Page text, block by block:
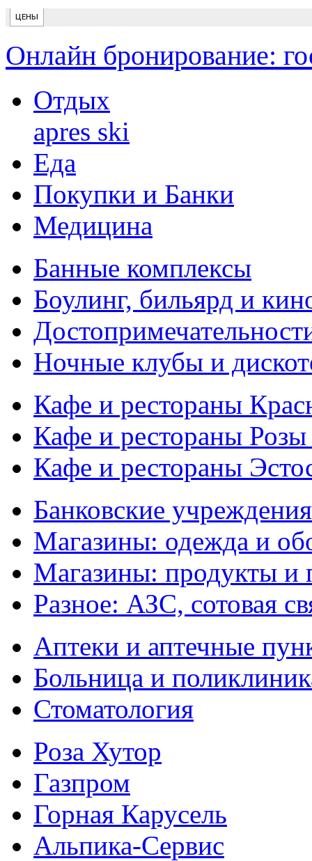
Онлайн бронирование:
Отдых
apres ski
Еда
Покупки и Банки
Медицина
Банные комплексы
Боулинг, бильярд и
Ночные клубы и
Кафе и рестораны
Кафе и рестораны
Кафе и рестораны
Банковские учреждения
Магазины: одежда и
Магазины: продукты и
Разное: АЗС, сотовая
Аптеки и аптечные
Больница и
Стоматология
Роза Хутор
Газпром
Горная Карусель
Альпика-Сервис